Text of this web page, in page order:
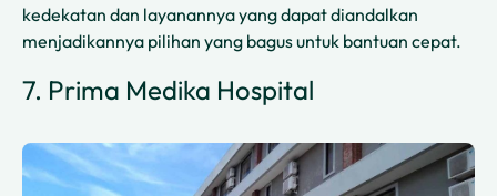
kedekatan dan layanannya yang dapat diandalkan
menjadikannya pilihan yang bagus untuk bantuan cepat.
7. Prima Medika Hospital